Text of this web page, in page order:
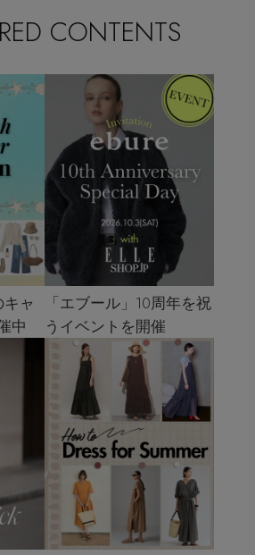
CONTENTS
ャ
中
「エブール」10周年を祝
うイベントを開催